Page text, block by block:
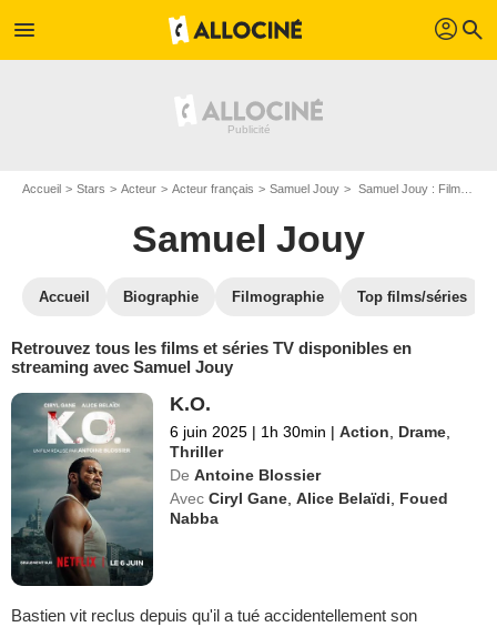
menu profil search
Accueil Stars Acteur Acteur français Samuel Jouy Samuel Jouy : Films et séries online
Samuel Jouy
Accueil Biographie Filmographie Top films/séries
Retrouvez tous les films et séries TV disponibles en
streaming avec Samuel Jouy
K.O.
6 juin 2025 | 1h 30min | Action Drame
Thriller
De Antoine Blossier
Avec Ciryl Gane ,Alice Belaïdi
Foued
Nabba
Bastien vit reclus depuis qu'il a tué accidentellement son